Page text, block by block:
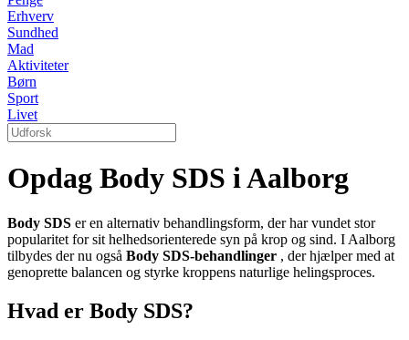
Erhverv
Sundhed
Mad
Aktiviteter
Børn
Sport
Livet
Opdag Body SDS i Aalborg
Body SDS er en alternativ behandlingsform, der har vundet stor
popularitet for sit helhedsorienterede syn på krop og sind. I Aalborg
tilbydes der nu også Body SDS-behandlinger , der hjælper med at
genoprette balancen og styrke kroppens naturlige helingsproces.
Hvad er Body SDS?